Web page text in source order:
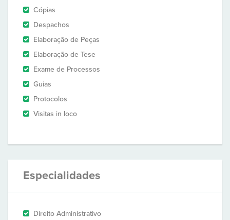
Cópias
Despachos
Elaboração de Peças
Elaboração de Tese
Exame de Processos
Guias
Protocolos
Visitas in loco
Especialidades
Direito Administrativo